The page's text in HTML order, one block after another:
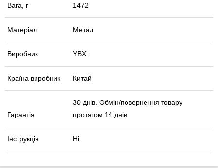
Вага, г 1472
Матеріал Метал
Виробник YBX
Країна виробник Китай
Гарантія
30 днів. Обмін/повернення товару
протягом 14 днів
Інструкція Ні